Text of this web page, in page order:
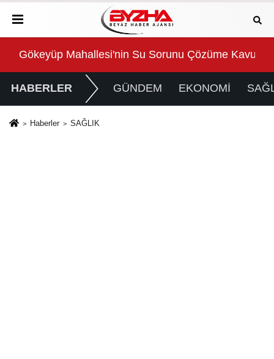
Gökeyüp Mahallesi'nin Su Sorunu Çözüme
HABERLER GÜNDEM EKONOMİ
Haberler SAĞLIK